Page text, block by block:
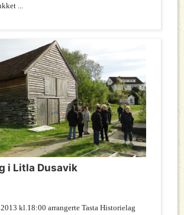
...
i Litla Dusavik
kl.18:00 arrangerte Tasta Historielag